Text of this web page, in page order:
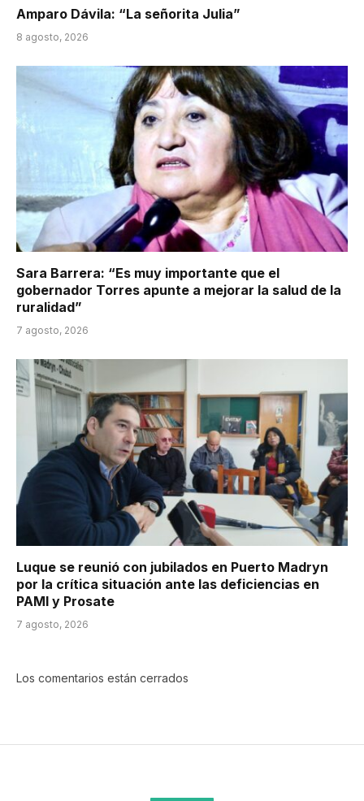
Amparo Dávila: “La señorita Julia”
8 agosto, 2026
Sara Barrera: “Es muy importante que el
gobernador Torres apunte a mejorar la salud de la
ruralidad”
7 agosto, 2026
Luque se reunió con jubilados en Puerto Madryn
por la crítica situación ante las deficiencias en
PAMI y Prosate
7 agosto, 2026
Los comentarios están cerrados